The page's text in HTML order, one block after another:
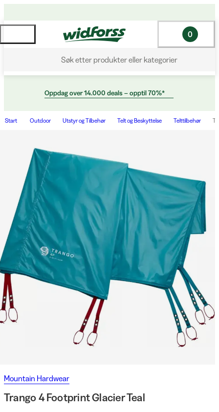
Søk etter produkter eller kategorier
0
Oppdag over 14.000 deals – opptil 70%*
Start Outdoor Utstyr og Tilbehør Telt og Beskyttelse Telttilbehør
Mountain Hardwear
Trango 4 Footprint Glacier Teal